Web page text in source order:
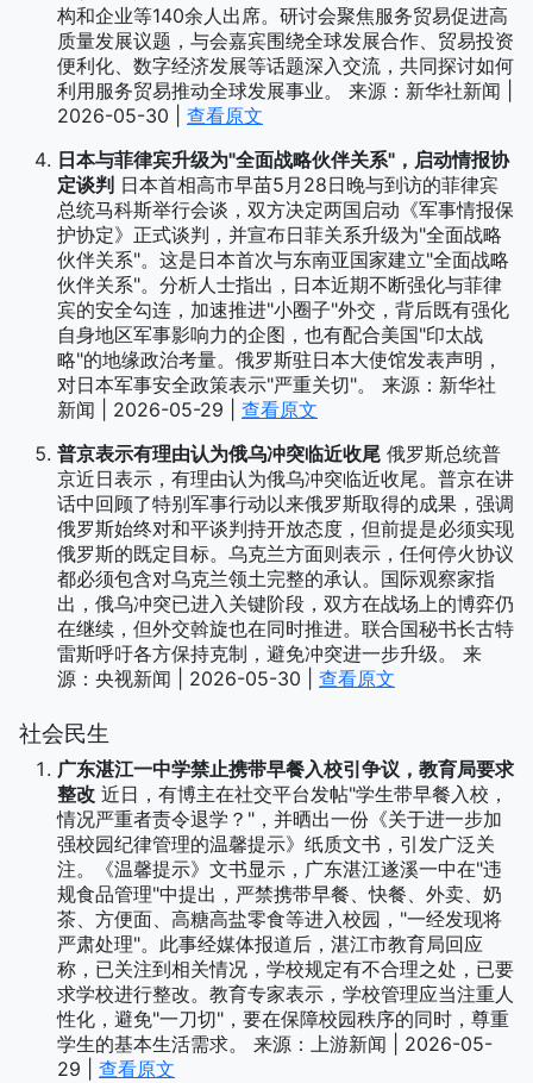
构和企业等140余人出席。研讨会聚焦服务贸易促进高
质量发展议题，与会嘉宾围绕全球发展合作、贸易投资
便利化、数字经济发展等话题深入交流，共同探讨如何
利用服务贸易推动全球发展事业。 来源：新华社新闻 |
2026-05-30 | 查看原文
日本与菲律宾升级为"全面战略伙伴关系"，启动情报协
定谈判 日本首相高市早苗5月28日晚与到访的菲律宾
总统马科斯举行会谈，双方决定两国启动《军事情报保
护协定》正式谈判，并宣布日菲关系升级为"全面战略
伙伴关系"。这是日本首次与东南亚国家建立"全面战略
伙伴关系"。分析人士指出，日本近期不断强化与菲律
宾的安全勾连，加速推进"小圈子"外交，背后既有强化
自身地区军事影响力的企图，也有配合美国"印太战
略"的地缘政治考量。俄罗斯驻日本大使馆发表声明，
对日本军事安全政策表示"严重关切"。 来源：新华社
新闻 | 2026-05-29 | 查看原文
普京表示有理由认为俄乌冲突临近收尾 俄罗斯总统普
京近日表示，有理由认为俄乌冲突临近收尾。普京在讲
话中回顾了特别军事行动以来俄罗斯取得的成果，强调
俄罗斯始终对和平谈判持开放态度，但前提是必须实现
俄罗斯的既定目标。乌克兰方面则表示，任何停火协议
都必须包含对乌克兰领土完整的承认。国际观察家指
出，俄乌冲突已进入关键阶段，双方在战场上的博弈仍
在继续，但外交斡旋也在同时推进。联合国秘书长古特
雷斯呼吁各方保持克制，避免冲突进一步升级。 来
源：央视新闻 | 2026-05-30 | 查看原文
社会民生
广东湛江一中学禁止携带早餐入校引争议，教育局要求
整改 近日，有博主在社交平台发帖"学生带早餐入校，
情况严重者责令退学？"，并晒出一份《关于进一步加
强校园纪律管理的温馨提示》纸质文书，引发广泛关
注。《温馨提示》文书显示，广东湛江遂溪一中在"违
规食品管理"中提出，严禁携带早餐、快餐、外卖、奶
茶、方便面、高糖高盐零食等进入校园，"一经发现将
严肃处理"。此事经媒体报道后，湛江市教育局回应
称，已关注到相关情况，学校规定有不合理之处，已要
求学校进行整改。教育专家表示，学校管理应当注重人
性化，避免"一刀切"，要在保障校园秩序的同时，尊重
学生的基本生活需求。 来源：上游新闻 | 2026-05-
29 | 查看原文